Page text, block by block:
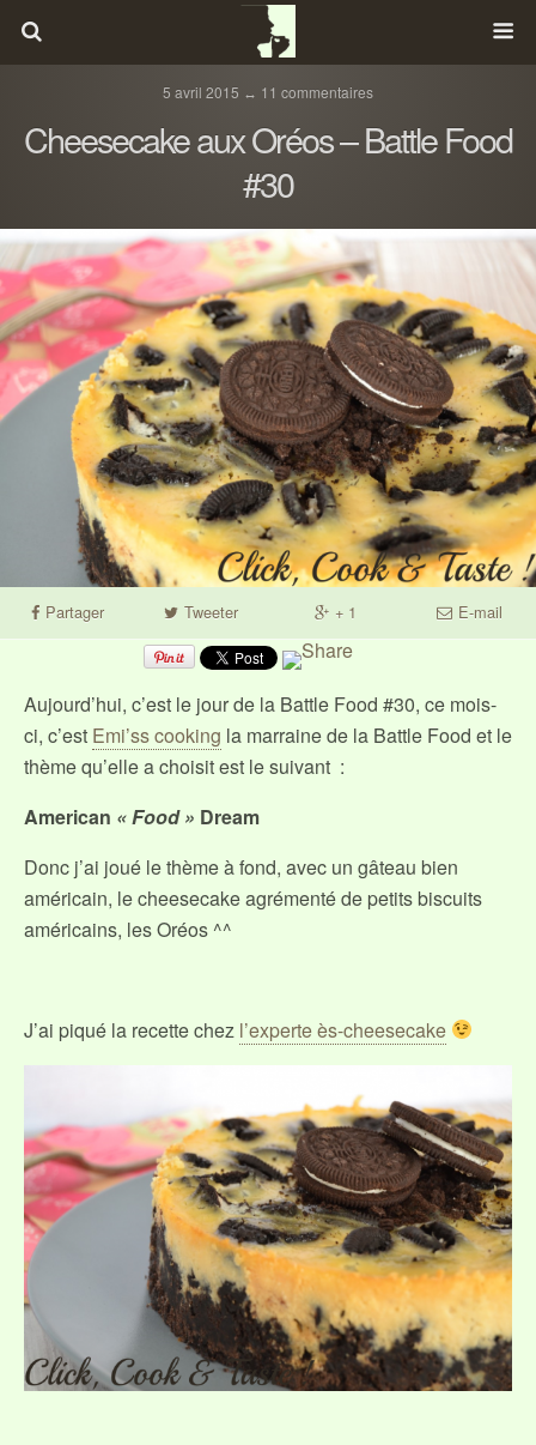
5 avril 2015 ↔ 11 commentaires
Cheesecake aux Oréos – Battle Food
#30
Partager Tweeter + 1 E-mail
Aujourd’hui, c’est le jour de la Battle Food #30, ce mois-
ci, c’est Emi’ss cooking la marraine de la Battle Food et le
thème qu’elle a choisit est le suivant :
American « Food » Dream
Donc j’ai joué le thème à fond, avec un gâteau bien
américain, le cheesecake agrémenté de petits biscuits
américains, les Oréos ^^
J’ai piqué la recette chez l’experte ès-cheesecake